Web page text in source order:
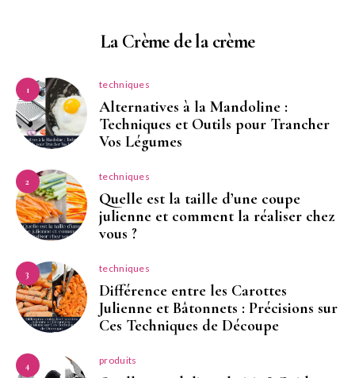
La Crème de la crème
1 techniques
Alternatives à la Mandoline :
Techniques et Outils pour Trancher
Vos Légumes
2 techniques
Quelle est la taille d’une coupe
julienne et comment la réaliser chez
vous ?
3 techniques
Différence entre les Carottes
Julienne et Bâtonnets : Précisions sur
Ces Techniques de Découpe
4 produits